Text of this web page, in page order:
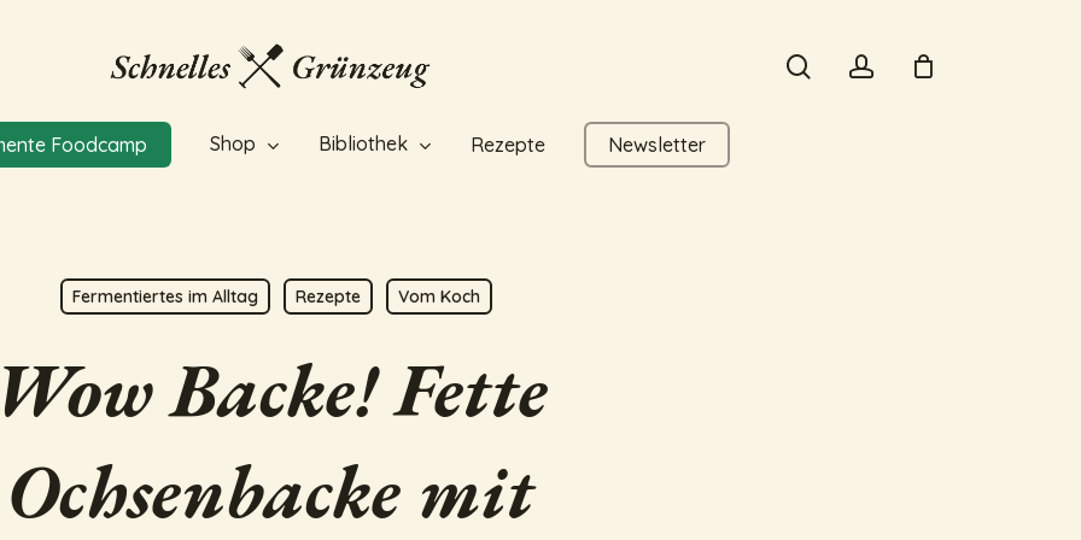
Foodcamp Shop Bibliothek Rezepte Newsletter
Fermentiertes im Alltag Rezepte Vom Koch
Wow Backe! Fette
Ochsenbacke mit